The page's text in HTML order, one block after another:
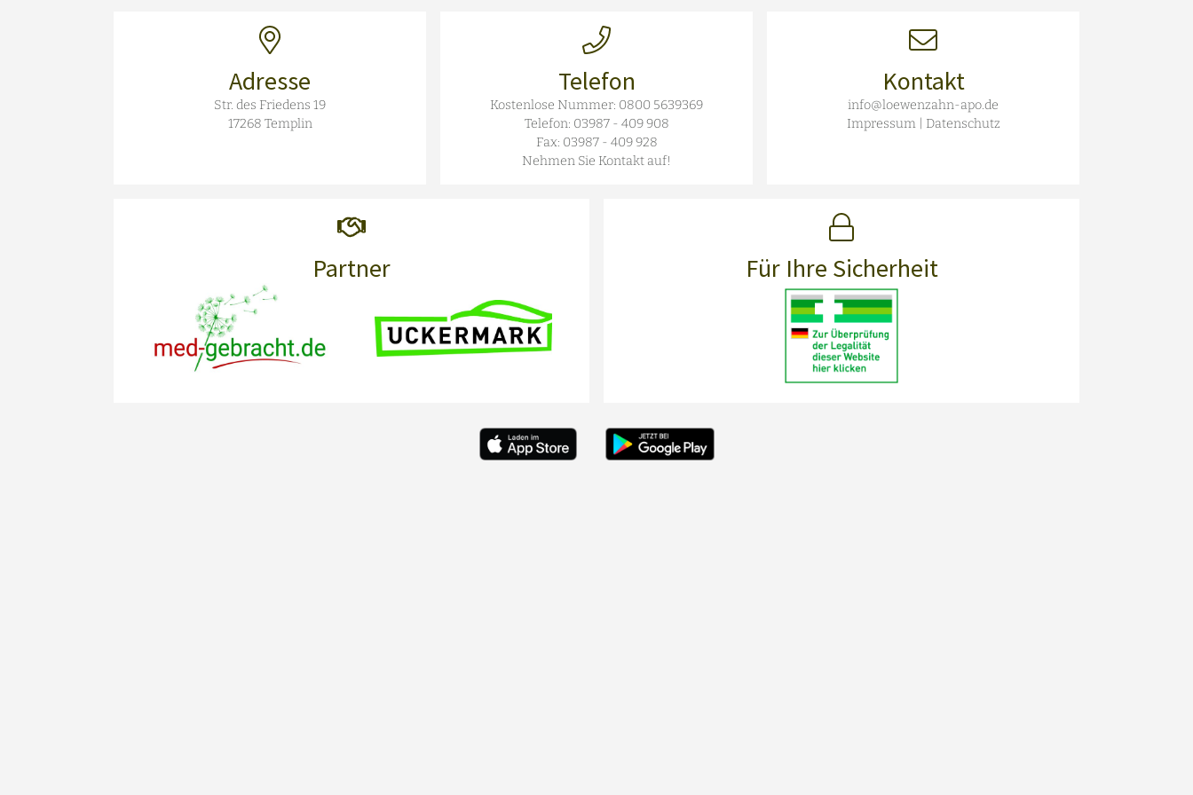
Adresse
Str. des Friedens 19
17268 Templin
Telefon
Kostenlose Nummer: 0800 5639369
Telefon: 03987 - 409 908
Fax: 03987 - 409 928
Nehmen Sie Kontakt auf!
Kontakt
info@loewenzahn-apo.de
Impressum| Datenschutz
Partner Für Ihre Sicherheit